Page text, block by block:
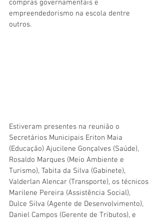
compras governamentais e
empreendedorismo na escola dentre
outros.
Estiveram presentes na reunião o
Secretários Municipais Eriton Maia
(Educação) Ajucilene Gonçalves (Saúde),
Rosaldo Marques (Meio Ambiente e
Turismo), Tabita da Silva (Gabinete),
Valderlan Alencar (Transporte), os técnicos
Marilene Pereira (Assistência Social),
Dulce Silva (Agente de Desenvolvimento),
Daniel Campos (Gerente de Tributos), e